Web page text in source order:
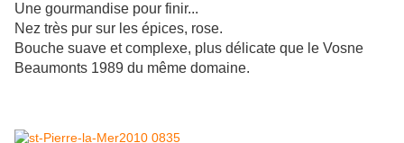
Une gourmandise pour finir...
Nez très pur sur les épices, rose.
Bouche suave et complexe, plus délicate que le Vosne
Beaumonts 1989 du même domaine.